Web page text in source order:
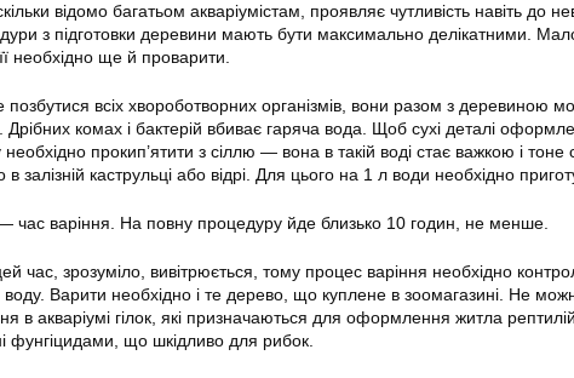
відомо багатьом акваріумістам, проявляє чутливість навіть до
з підготовки деревини мають бути максимально делікатними.
необхідно ще й проварити.
позбутися всіх хвороботворних організмів, вони разом з деревиною
Дрібних комах і бактерій вбиває гаряча вода. Щоб сухі деталі
прокип’ятити з сіллю — вона в такій воді стає важкою і
в залізній каструльці або відрі. Для цього на 1 л води необхідно
час варіння. На повну процедуру йде близько 10 годин, не менше.
час, зрозуміло, вивітрюється, тому процес варіння необхідно
воду. Варити необхідно і те дерево, що куплене в зоомагазині. Не
в акваріумі гілок, які призначаються для оформлення житла
фунгіцидами, що шкідливо для рибок.